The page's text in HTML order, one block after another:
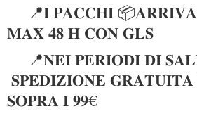
📍𝐈 𝐏𝐀𝐂𝐂𝐇𝐈
𝐌𝐀𝐗 𝟒𝟖 𝐇 𝐂𝐎𝐍 𝐆𝐋𝐒
📍𝐍𝐄𝐈 𝐏𝐄𝐑𝐈𝐎𝐃𝐈 𝐃𝐈
𝐒𝐏𝐄𝐃𝐈𝐙𝐈𝐎𝐍𝐄 𝐆𝐑𝐀𝐓𝐔𝐈𝐓𝐀
𝐒𝐎𝐏𝐑𝐀 𝐈 𝟗𝟗€